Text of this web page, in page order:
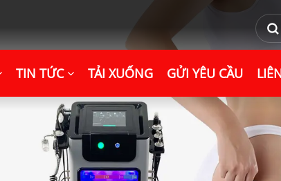
TIN TỨC TẢI XUỐNG GỬI YÊU CẦU